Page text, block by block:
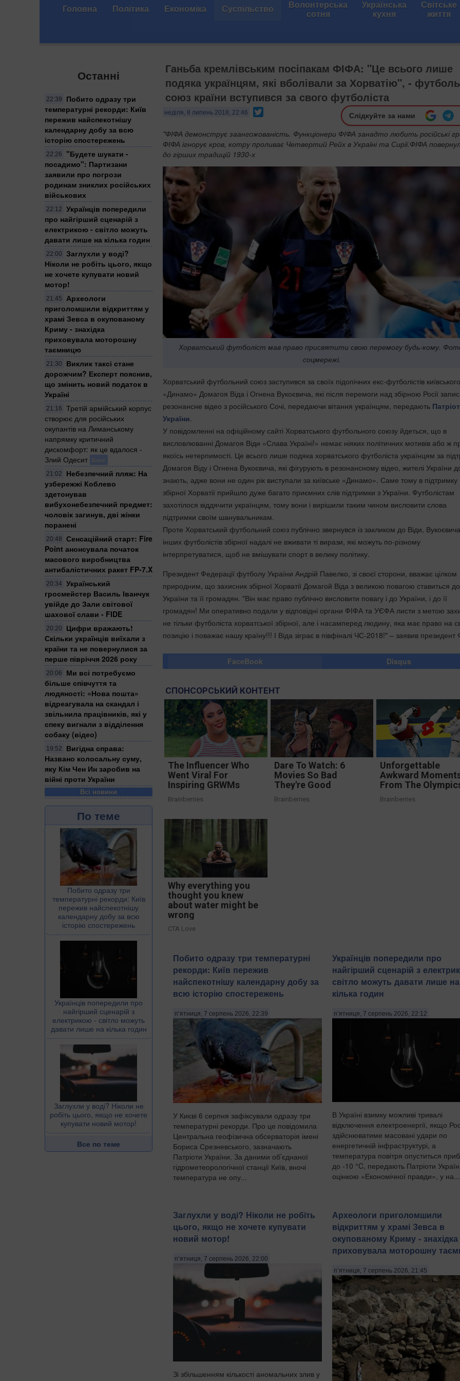
Головна Політика Економіка Суспільство Волонтерська
сотня
Українська
кухня
Світське
життя
Останні
22:39
Побито одразу три
температурні рекорди: Київ
пережив найспекотнішу
календарну добу за всю
історію спостережень
22:26
"Будете шукати -
посадимо": Партизани
заявили про погрози
родинам зниклих російських
військових
22:12
Українців попередили
про найгірший сценарій з
електрикою - світло можуть
давати лише на кілька годин
22:00
Заглухли у воді?
Ніколи не робіть цього, якщо
не хочете купувати новий
мотор!
21:45
Археологи
приголомшили відкриттям у
храмі Зевса в окупованому
Криму - знахідка
приховувала моторошну
таємницю
21:30
Виклик таксі стане
дорожчим? Експерт пояснив,
що змінить новий податок в
Україні
21:16
Третій армійський корпус
створює для російських
окупантів на Лиманському
напрямку критичний
дискомфорт: як це вдалося -
Злий Одесит Блог
21:02
Небезпечний пляж: На
узбережжі Коблево
здетонував
вибухонебезпечний предмет:
чоловік загинув, дві жінки
поранені
20:48
Сенсаційний старт: Fire
Point анонсувала початок
масового виробництва
антибалістичних ракет FP-7.X
20:34
Український
гросмейстер Василь Іванчук
увійде до Зали світової
шахової слави - FIDE
20:20
Цифри вражають!
Скільки українців виїхали з
країни та не повернулися за
перше півріччя 2026 року
20:06
Ми всі потребуємо
більше співчуття та
людяності: «Нова пошта»
відреагувала на скандал і
звільнила працівників, які у
спеку вигнали з відділення
собаку (відео)
19:52
Вигідна справа:
Названо колосальну суму,
яку Кім Чен Ин заробив на
війні проти України
Всі новини
По теме
Побито одразу три
температурні рекорди: Київ
пережив найспекотнішу
календарну добу за всю
історію спостережень
Українців попередили про
найгірший сценарій з
електрикою - світло можуть
давати лише на кілька годин
Заглухли у воді? Ніколи не
робіть цього, якщо не хочете
купувати новий мотор!
Все по теме
Ганьба кремлівським посіпакам ФІФА: "Це всього лише
подяка українцям, які вболівали за Хорватію", -
союз країни вступився за свого футболіста
неділя, 8 липень 2018, 22:46 Слідкуйте за нами
"ФІФА демонструє заангожованість. Функціонери ФІФА занадто любить російські
ФІФА ігнорує кров, котру проливає Четвертий Рейх в Україні та Сирії.ФІФА
до гірших традицій 1930-х
Хорватський футболіст мав право присвятити свою перемогу будь-кому.
соцмережі.
Хорватський футбольний союз заступився за своїх підопічних екс-футболістів київського
«Динамо» Домагоя Віда і Огнена Вукоєвича, які після перемоги над збірною Росії
резонансне відео з російського Сочі, передаючи вітання українцям, передають
України.
У повідомленні на офіційному сайті Хорватського футбольного союзу йдеться, що в
висловлюванні Домагоя Віди «Слава Україні!» немає ніяких політичних мотивів або ж
якоїсь нетерпимості. Це всього лише подяка хорватського футболіста українцям за
Домагоя Віду і Огнена Вукоєвича, які фігурують в резонансному відео, жителі України
знають, адже вони не один рік виступали за київське «Динамо». Саме тому в підтримку
збірної Хорватії прийшло дуже багато приємних слів підтримки з України. Футболістам
захотілося віддячити українцям, тому вони і вирішили таким чином висловити слова
підтримки своїм шанувальникам.
Проте Хорватський футбольний союз публічно звернувся із закликом до Віди, Вукоєвича
інших футболістів збірної надалі не вживати ті вирази, які можуть по-різному
інтерпретуватися, щоб не вмішувати спорт в велику політику.
Президент Федерації футболу України Андрій Павелко, зі своєї сторони, вважає цілком
природним, що захисник збірної Хорватії Домагой Віда з великою повагою ставиться до
України та її громадян. "Він має право публічно висловити повагу і до України, і до її
громадян! Ми оперативно подали у відповідні органи ФІФА та УЄФА листи з метою
не тільки футболіста хорватської збірної, але і насамперед людину, яка має право на
позицію і поважає нашу країну!!! І Віда зіграє в півфіналі ЧС-2018!" – заявив
FaceBook Disqus
СПОНСОРСЬКИЙ КОНТЕНТ
The Influencer Who
Went Viral For
Inspiring GRWMs
Brainberries
Dare To Watch: 6
Movies So Bad
They're Good
Brainberries
Unforgettable
Awkward
From The
Brainberries
Why everything you
thought you knew
about water might be
wrong
CTA Love
Побито одразу три температурні
рекорди: Київ пережив
найспекотнішу календарну добу за
всю історію спостережень
п’ятниця, 7 серпень 2026, 22:39
У Києві 6 серпня зафіксували одразу три
температурні рекорди. Про це повідомила
Центральна геофізична обсерваторія імені
Бориса Срезневського, зазначають
Патріоти України. За даними об’єднаної
гідрометеорологічної станції Київ, вночі
температура не опу...
Українців попередили про
найгірший сценарій з
світло можуть давати лише на
кілька годин
п’ятниця, 7 серпень 2026, 22:12
В Україні взимку можливі тривалі
відключення електроенергії, якщо
здійснюватиме масовані удари по
енергетичній інфраструктурі, а
температура повітря опуститься
до -10 °C, передають Патріоти
оцінкою «Економічної правди», у на...
Заглухли у воді? Ніколи не робіть
цього, якщо не хочете купувати
новий мотор!
п’ятниця, 7 серпень 2026, 22:00
Зі збільшенням кількості аномальних злив у
Археологи приголомшили
відкриттям у храмі Зевса в
окупованому Криму - знахідка
приховувала моторошну
п’ятниця, 7 серпень 2026, 21:45